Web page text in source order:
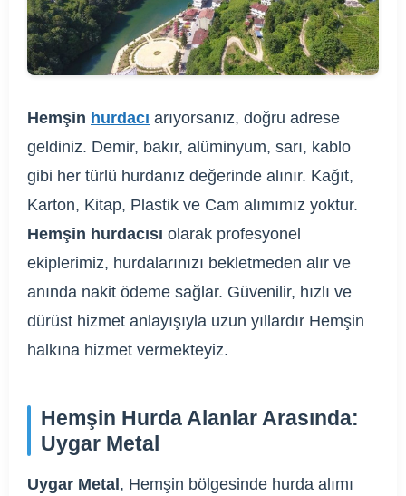
Hemşin hurdacı arıyorsanız, doğru adrese
geldiniz. Demir, bakır, alüminyum, sarı, kablo
gibi her türlü hurdanız değerinde alınır. Kağıt,
Karton, Kitap, Plastik ve Cam alımımız yoktur.
Hemşin hurdacısı olarak profesyonel
ekiplerimiz, hurdalarınızı bekletmeden alır ve
anında nakit ödeme sağlar. Güvenilir, hızlı ve
dürüst hizmet anlayışıyla uzun yıllardır Hemşin
halkına hizmet vermekteyiz.
Hemşin Hurda Alanlar Arasında:
Uygar Metal
Uygar Metal , Hemşin bölgesinde hurda alımı